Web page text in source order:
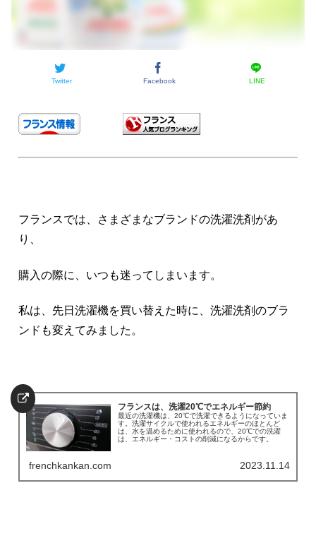
Twitter Facebook LINE
フランスでは、さまざまなブランドの洗濯洗剤があ
り、
購入の際に、いつも迷ってしまいます。
私は、先日洗濯機を買い替えた時に、洗濯洗剤のブラ
ンドも変えてみました。
フランスは、洗濯20℃でエネルギー節約
最近の洗濯機は、20℃で洗濯できるようになっていま
す。洗濯サイクルで使われるエネルギーのほとんど
は、水を温めるために使われるので、20℃での洗濯
は、エネルギー・コストの削減になるからです。
frenchkankan.com 2023.11.14